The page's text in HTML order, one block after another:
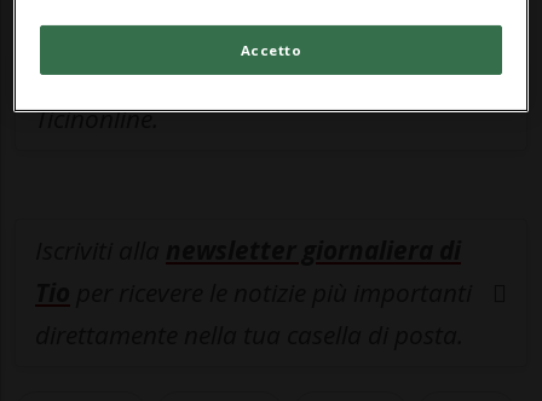
Entra nelcanale WhatsAppdi
Ticinonline.
Accetto